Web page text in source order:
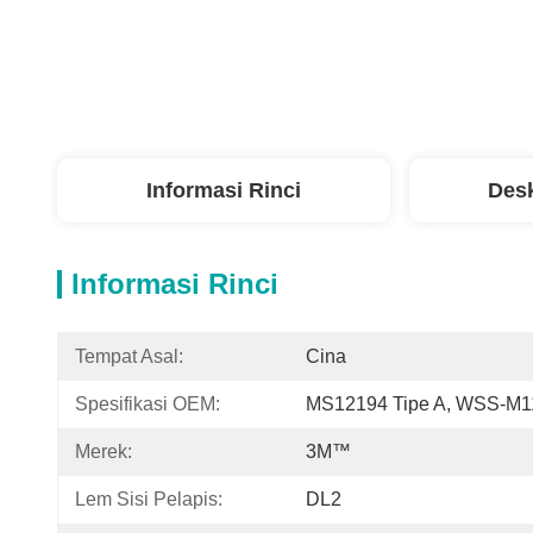
Informasi Rinci
Informasi Rinci
Tempat Asal: Cina
Spesifikasi OEM: MS12194 Tipe A, WSS-
Merek: 3M™
Lem Sisi Pelapis: DL2